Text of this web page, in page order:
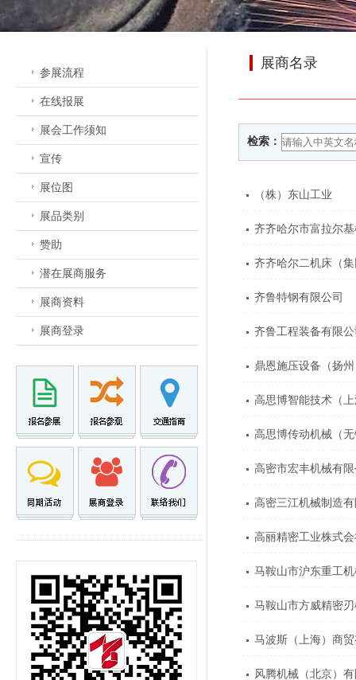
参展流程
在线报展
展会工作须知
宣传
展位图
展品类别
赞助
潜在展商服务
展商资料
展商登录
展商名录
检索：
（株）东山工业
齐齐哈尔市富拉尔
齐齐哈尔二机床（
齐鲁特钢有限公司
齐鲁工程装备有限
鼎恩施压设备（扬
高思博智能技术（
高思博传动机械（
高密市宏丰机械有
高密三江机械制造
高丽精密工业株式
马鞍山市沪东重工
马鞍山市方威精密
马波斯（上海）商
风腾机械（北京）